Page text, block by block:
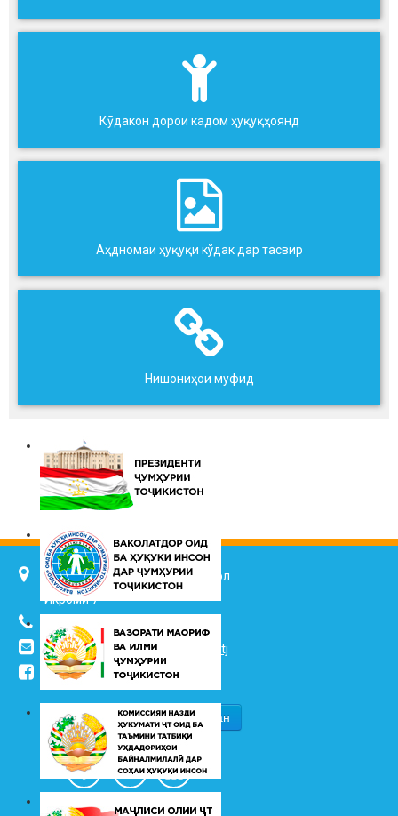
Кӯдакон дорои кадом ҳуқуқҳоянд
Аҳдномаи ҳуқуқи кўдак дар тасвир
Нишониҳои муфид
734025, ш. Душанбе, кӯч. Ҷалол
Икромӣ 7
(+992 37) 2217352
info@vhk.tj
info@ombudsman.tj
/kudakon